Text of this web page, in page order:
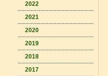
2022
2021
2020
2019
2018
2017